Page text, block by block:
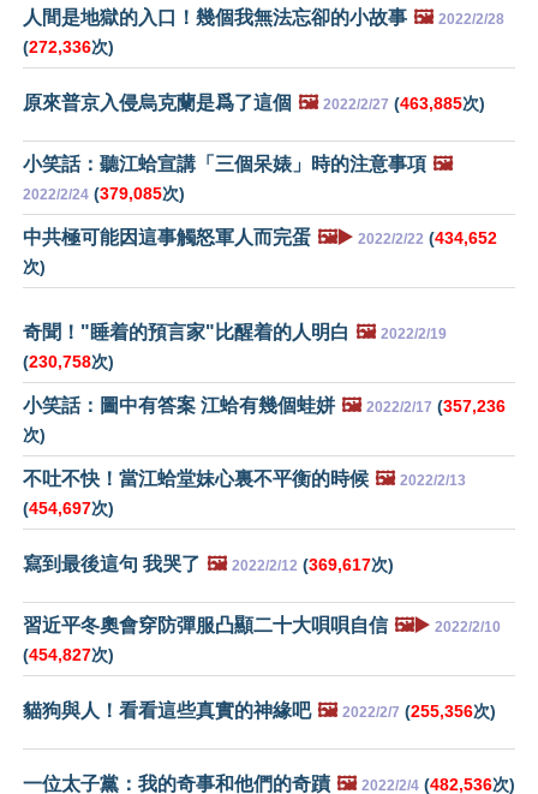
人間是地獄的入口！幾個我無法忘卻的小故事 🖼️ 2022/2/28
(272,336次)
原來普京入侵烏克蘭是爲了這個 🖼️ 2022/2/27 (463,885次)
小笑話：聽江蛤宣講「三個呆婊」時的注意事項 🖼️
2022/2/24 (379,085次)
中共極可能因這事觸怒軍人而完蛋 🖼️▶️ 2022/2/22 (434,652
次)
奇聞！"睡着的預言家"比醒着的人明白 🖼️ 2022/2/19
(230,758次)
小笑話：圖中有答案 江蛤有幾個蛙姘 🖼️ 2022/2/17 (357,236
次)
不吐不快！當江蛤堂妹心裏不平衡的時候 🖼️ 2022/2/13
(454,697次)
寫到最後這句 我哭了 🖼️ 2022/2/12 (369,617次)
習近平冬奧會穿防彈服凸顯二十大唄唄自信 🖼️▶️ 2022/2/10
(454,827次)
貓狗與人！看看這些真實的神緣吧 🖼️ 2022/2/7 (255,356次)
一位太子黨：我的奇事和他們的奇蹟 🖼️ 2022/2/4 (482,536次)